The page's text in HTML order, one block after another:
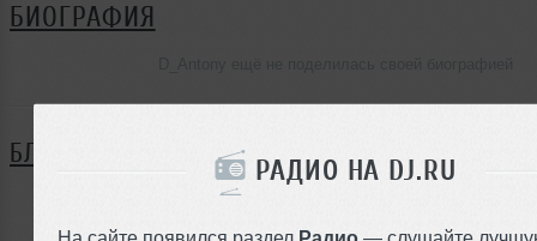
РАДИО НА DJ.RU
На сайте появился раздел Радио — слушайте
БИОГРАФИЯ
БЛОГ